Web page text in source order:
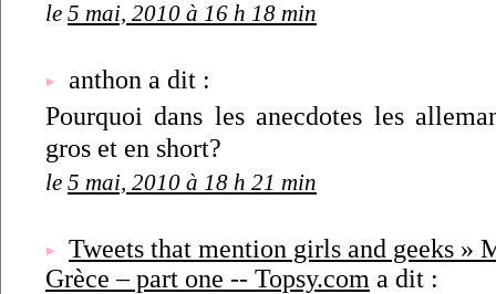
le 5 mai, 2010 à 16 h 18 min
anthon a dit :
Pourquoi dans les anecdotes les
gros et en short?
le 5 mai, 2010 à 18 h 21 min
Tweets that mention girls and geeks »
Grèce – part one -- Topsy.com a dit :